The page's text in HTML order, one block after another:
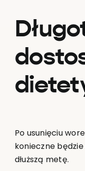
Po usunięciu
konieczne
dłuższą metę.